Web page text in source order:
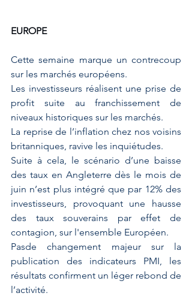
EUROPE
Cette semaine marque un contrecoup
sur les marchés européens.
Les investisseurs réalisent une prise de
profit suite au franchissement de
niveaux historiques sur les marchés.
La reprise de l’inflation chez nos voisins
britanniques, ravive les inquiétudes.
Suite à cela, le scénario d’une baisse
des taux en Angleterre dès le mois de
juin n’est plus intégré que par 12% des
investisseurs, provoquant une hausse
des taux souverains par effet de
contagion, sur l'ensemble Européen.
Pasde changement majeur sur la
publication des indicateurs PMI, les
résultats confirment un léger rebond de
l’activité.